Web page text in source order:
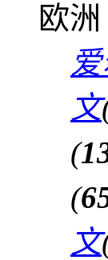
欧洲
文
(
(
文